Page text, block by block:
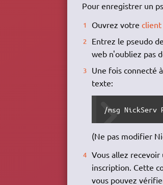
Pour enregistrer un
Ouvrez votreclient
Entrez le pseudo
web n'oubliez pas
Une fois connecté à
texte:
/msg NickServ
(Ne pas modifier
Vous allez
inscription. Cette
vous pouvez